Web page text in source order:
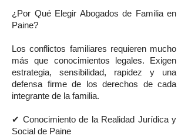
¿Por Qué Elegir Abogados de Familia en
Paine?
Los conflictos familiares requieren mucho
más que conocimientos legales. Exigen
estrategia, sensibilidad, rapidez y una
defensa firme de los derechos de cada
integrante de la familia.
✔ Conocimiento de la Realidad Jurídica y
Social de Paine